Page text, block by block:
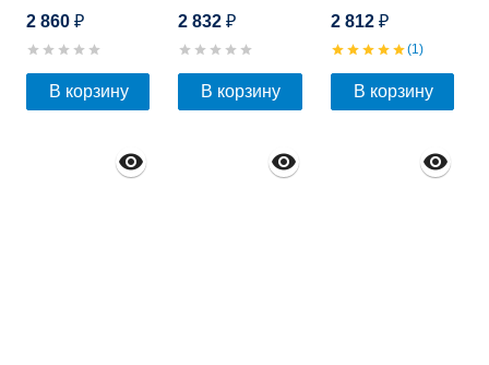
2 860 ₽
В корзину
2 832₽
В корзину
2 812 ₽
(1)
В корзину